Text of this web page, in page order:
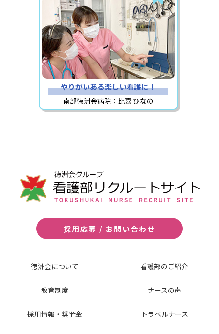
やりがいある楽しい看護に！
南部徳洲会病院：比嘉 ひなの
採用応募 / お問い合わせ
徳洲会について 看護部のご紹介
教育制度 ナースの声
採用情報・奨学金 トラベルナース